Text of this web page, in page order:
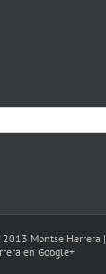
Montse Herrera |
en Google+